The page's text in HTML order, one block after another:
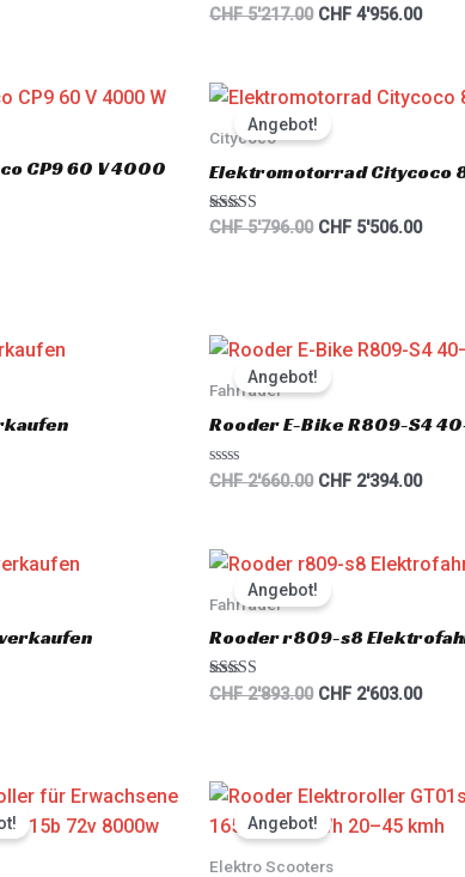
Rated
CHF5'217.00 CHF 4'956.00
CP9 60 V 4000
Angebot!
Citycoco
Elektromotorrad Citycoco
Rated
CHF5'796.00
Original
was:
CHF 5'506.00
Angebot!
Fahrräder
Rooder E-Bike R809-S4
R
0
o
t
f
5
CHF2'660.00
Original
was:
CHF 2'394.00
Angebot!
Fahrräder
Rooder r809-s8
Rated
CHF2'893.00
Original
was:
CHF 2'603.00
Original
was:
Current
is:
Angebot!
Elektro Scooters
Original
was:
is: